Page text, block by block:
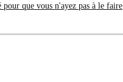
que vous n'ayez pas à le faire